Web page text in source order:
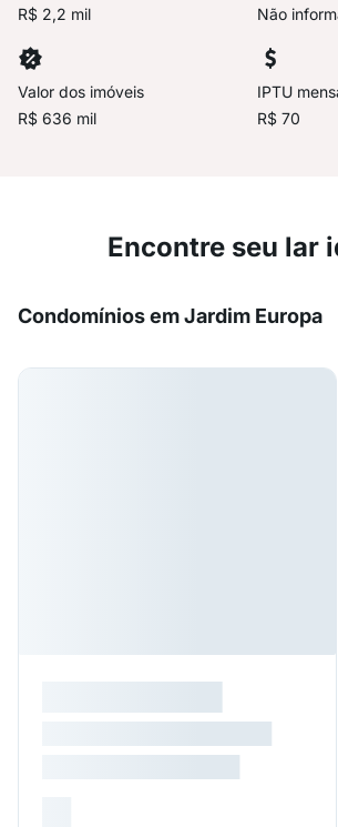
R$ 2,2 mil
Não
Valor dos imóveis
R$ 636 mil
IPTU
R$ 70
Encontre seu lar
Condomínios em Jardim Europa